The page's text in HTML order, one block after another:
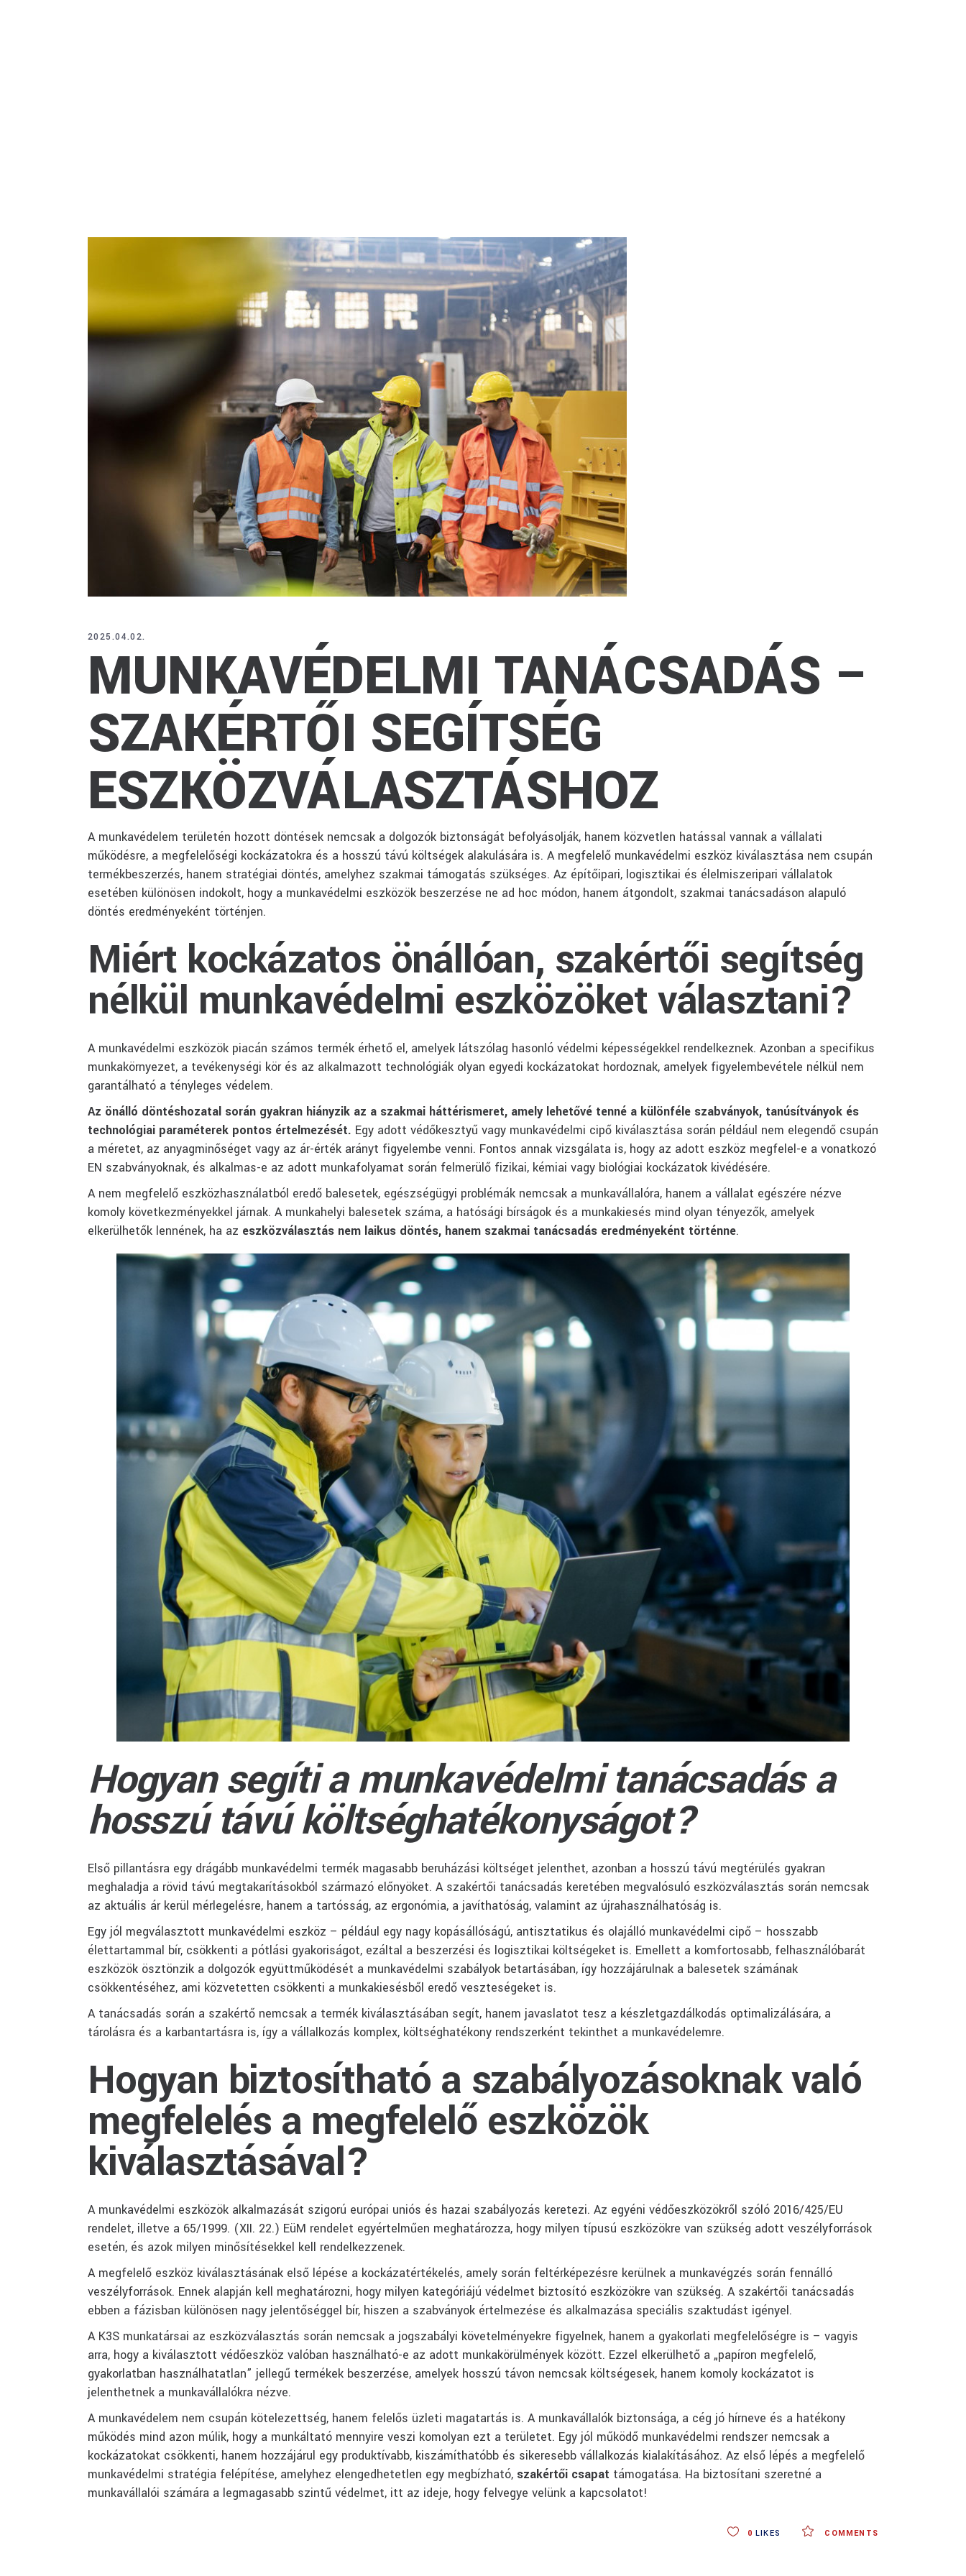
2025.04.02.
MUNKAVÉDELMI TANÁCSADÁS –
SZAKÉRTŐI SEGÍTSÉG
ESZKÖZVÁLASZTÁSHOZ
A munkavédelem területén hozott döntések nemcsak a dolgozók biztonságát befolyásolják, hanem közvetlen hatással vannak a vállalati
működésre, a megfelelőségi kockázatokra és a hosszú távú költségek alakulására is. A megfelelő munkavédelmi eszköz kiválasztása nem csupán
termékbeszerzés, hanem stratégiai döntés, amelyhez szakmai támogatás szükséges. Az építőipari, logisztikai és élelmiszeripari vállalatok
esetében különösen indokolt, hogy a munkavédelmi eszközök beszerzése ne ad hoc módon, hanem átgondolt, szakmai tanácsadáson alapuló
döntés eredményeként történjen.
Miért kockázatos önállóan, szakértői segítség
nélkül munkavédelmi eszközöket választani?
A munkavédelmi eszközök piacán számos termék érhető el, amelyek látszólag hasonló védelmi képességekkel rendelkeznek. Azonban a specifikus
munkakörnyezet, a tevékenységi kör és az alkalmazott technológiák olyan egyedi kockázatokat hordoznak, amelyek figyelembevétele nélkül nem
garantálható a tényleges védelem.
Az önálló döntéshozatal során gyakran hiányzik az a szakmai háttérismeret, amely lehetővé tenné a különféle szabványok, tanúsítványok és
technológiai paraméterek pontos értelmezését. Egy adott védőkesztyű vagy munkavédelmi cipő kiválasztása során például nem elegendő csupán
a méretet, az anyagminőséget vagy az ár-érték arányt figyelembe venni. Fontos annak vizsgálata is, hogy az adott eszköz megfelel-e a vonatkozó
EN szabványoknak, és alkalmas-e az adott munkafolyamat során felmerülő fizikai, kémiai vagy biológiai kockázatok kivédésére.
A nem megfelelő eszközhasználatból eredő balesetek, egészségügyi problémák nemcsak a munkavállalóra, hanem a vállalat egészére nézve
komoly következményekkel járnak. A munkahelyi balesetek száma, a hatósági bírságok és a munkakiesés mind olyan tényezők, amelyek
elkerülhetők lennének, ha az eszközválasztás nem laikus döntés, hanem szakmai tanácsadás eredményeként történne.
Hogyan segíti a munkavédelmi tanácsadás a
hosszú távú költséghatékonyságot?
Első pillantásra egy drágább munkavédelmi termék magasabb beruházási költséget jelenthet, azonban a hosszú távú megtérülés gyakran
meghaladja a rövid távú megtakarításokból származó előnyöket. A szakértői tanácsadás keretében megvalósuló eszközválasztás során nemcsak
az aktuális ár kerül mérlegelésre, hanem a tartósság, az ergonómia, a javíthatóság, valamint az újrahasználhatóság is.
Egy jól megválasztott munkavédelmi eszköz – például egy nagy kopásállóságú, antisztatikus és olajálló munkavédelmi cipő – hosszabb
élettartammal bír, csökkenti a pótlási gyakoriságot, ezáltal a beszerzési és logisztikai költségeket is. Emellett a komfortosabb, felhasználóbarát
eszközök ösztönzik a dolgozók együttműködését a munkavédelmi szabályok betartásában, így hozzájárulnak a balesetek számának
csökkentéséhez, ami közvetetten csökkenti a munkakiesésből eredő veszteségeket is.
A tanácsadás során a szakértő nemcsak a termék kiválasztásában segít, hanem javaslatot tesz a készletgazdálkodás optimalizálására, a
tárolásra és a karbantartásra is, így a vállalkozás komplex, költséghatékony rendszerként tekinthet a munkavédelemre.
Hogyan biztosítható a szabályozásoknak való
megfelelés a megfelelő eszközök
kiválasztásával?
A munkavédelmi eszközök alkalmazását szigorú európai uniós és hazai szabályozás keretezi. Az egyéni védőeszközökről szóló 2016/425/EU
rendelet, illetve a 65/1999. (XII. 22.) EüM rendelet egyértelműen meghatározza, hogy milyen típusú eszközökre van szükség adott veszélyforrások
esetén, és azok milyen minősítésekkel kell rendelkezzenek.
A megfelelő eszköz kiválasztásának első lépése a kockázatértékelés, amely során feltérképezésre kerülnek a munkavégzés során fennálló
veszélyforrások. Ennek alapján kell meghatározni, hogy milyen kategóriájú védelmet biztosító eszközökre van szükség. A szakértői tanácsadás
ebben a fázisban különösen nagy jelentőséggel bír, hiszen a szabványok értelmezése és alkalmazása speciális szaktudást igényel.
A K3S munkatársai az eszközválasztás során nemcsak a jogszabályi követelményekre figyelnek, hanem a gyakorlati megfelelőségre is – vagyis
arra, hogy a kiválasztott védőeszköz valóban használható-e az adott munkakörülmények között. Ezzel elkerülhető a „papíron megfelelő,
gyakorlatban használhatatlan” jellegű termékek beszerzése, amelyek hosszú távon nemcsak költségesek, hanem komoly kockázatot is
jelenthetnek a munkavállalókra nézve.
A munkavédelem nem csupán kötelezettség, hanem felelős üzleti magatartás is. A munkavállalók biztonsága, a cég jó hírneve és a hatékony
működés mind azon múlik, hogy a munkáltató mennyire veszi komolyan ezt a területet. Egy jól működő munkavédelmi rendszer nemcsak a
kockázatokat csökkenti, hanem hozzájárul egy produktívabb, kiszámíthatóbb és sikeresebb vállalkozás kialakításához. Az első lépés a megfelelő
munkavédelmi stratégia felépítése, amelyhez elengedhetetlen egy megbízható, szakértői csapat támogatása. Ha biztosítani szeretné a
munkavállalói számára a legmagasabb szintű védelmet, itt az ideje, hogy felvegye velünk a kapcsolatot!
COMMENTS
0 LIKES